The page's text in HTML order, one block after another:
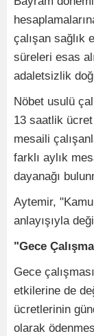
çalışan sağlık
süreleri esas
adaletsizlik
Nöbet usulü
13 saatlik ücret
mesaili
farklı aylık
dayanağı
Aytemir,
anlayışıyla
"Gece
Gece
etkilerine de
ücretlerinin
olarak